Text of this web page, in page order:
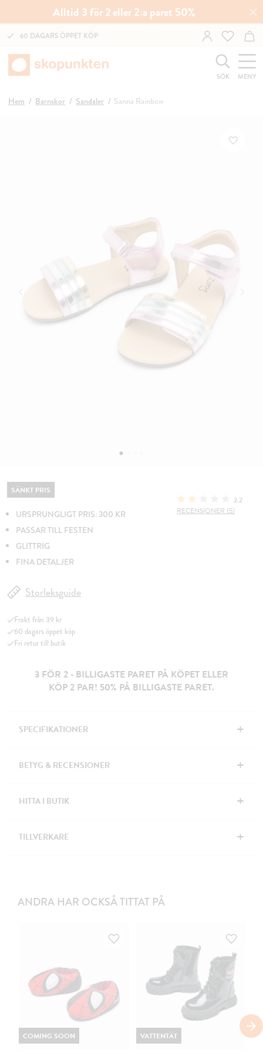
Alltid 3 för 2 eller 2:a paret 50%
60 DAGARS ÖPPET KÖP
SÖK MENY
Hem Barnskor Sandaler Sanna Rainbow
SÄNKT PRIS
URSPRUNGLIGT PRIS: 300 KR
PASSAR TILL FESTEN
GLITTRIG
FINA DETALJER
2.2
RECENSIONER (5)
Storleksguide
Frakt från 39 kr
60 dagars öppet köp
Fri retur till butik
3 FÖR 2 - BILLIGASTE PARET PÅ KÖPET ELLER
KÖP 2 PAR! 50% PÅ BILLIGASTE PARET.
SPECIFIKATIONER +
BETYG & RECENSIONER +
HITTA I BUTIK +
TILLVERKARE +
ANDRA HAR OCKSÅ TITTAT PÅ
COMING SOON VATTENTÄT